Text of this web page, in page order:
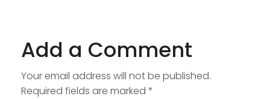
Add a Comment
Your email address will not be published.
Required fields are marked *